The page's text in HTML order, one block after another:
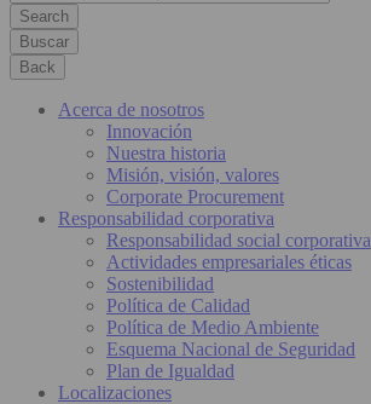
Buscar
Back
Acerca de nosotros
Innovación
Nuestra historia
Misión, visión, valores
Corporate Procurement
Responsabilidad corporativa
Responsabilidad social corporativa
Actividades empresariales éticas
Sostenibilidad
Política de Calidad
Política de Medio Ambiente
Esquema Nacional de Seguridad
Plan de Igualdad
Localizaciones